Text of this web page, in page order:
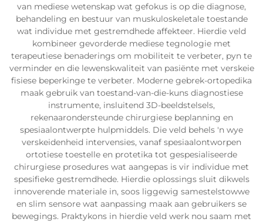
van mediese wetenskap wat gefokus is op die diagnose,
behandeling en bestuur van muskuloskeletale toestande
wat individue met gestremdhede affekteer. Hierdie veld
kombineer gevorderde mediese tegnologie met
terapeutiese benaderings om mobiliteit te verbeter, pyn te
verminder en die lewenskwaliteit van pasiënte met verskeie
fisiese beperkinge te verbeter. Moderne gebrek-ortopedika
maak gebruik van toestand-van-die-kuns diagnostiese
instrumente, insluitend 3D-beeldstelsels,
rekenaarondersteunde chirurgiese beplanning en
spesiaalontwerpte hulpmiddels. Die veld behels 'n wye
verskeidenheid intervensies, vanaf spesiaalontworpen
ortotiese toestelle en protetika tot gespesialiseerde
chirurgiese prosedures wat aangepas is vir individue met
spesifieke gestremdhede. Hierdie oplossings sluit dikwels
innoverende materiale in, soos liggewig samestelstowwe
en slim sensore wat aanpassing maak aan gebruikers se
bewegings. Praktykons in hierdie veld werk nou saam met